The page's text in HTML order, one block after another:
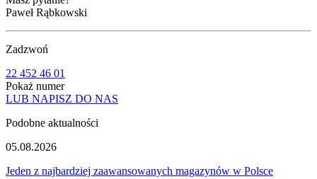
Paweł Rąbkowski
Zadzwoń
22 452 46 01
Pokaż numer
LUB NAPISZ DO NAS
Podobne aktualności
05.08.2026
Jeden z najbardziej zaawansowanych magazynów w Polsce